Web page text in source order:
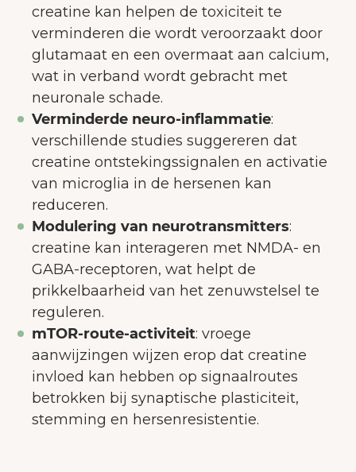
creatine kan helpen de toxiciteit te
verminderen die wordt veroorzaakt door
glutamaat en een overmaat aan calcium,
wat in verband wordt gebracht met
neuronale schade.
Verminderde neuro-inflammatie:
verschillende studies suggereren dat
creatine ontstekingssignalen en activatie
van microglia in de hersenen kan
reduceren.
Modulering van neurotransmitters:
creatine kan interageren met NMDA- en
GABA-receptoren, wat helpt de
prikkelbaarheid van het zenuwstelsel te
reguleren.
mTOR-route-activiteit: vroege
aanwijzingen wijzen erop dat creatine
invloed kan hebben op signaalroutes
betrokken bij synaptische plasticiteit,
stemming en hersenresistentie.